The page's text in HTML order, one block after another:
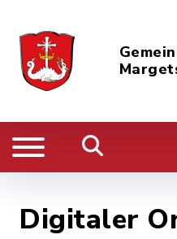
Digitaler